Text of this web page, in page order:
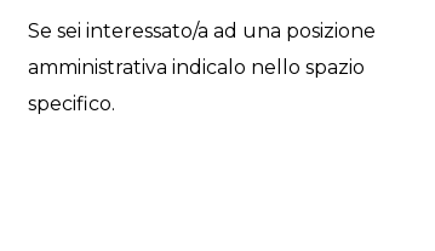
Se sei interessato/a ad una posizione
amministrativa indicalo nello spazio
specifico.